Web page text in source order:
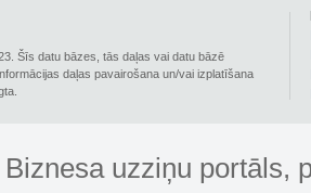
Šīs datu bāzes, tās daļas vai datu bāzē
daļas pavairošana un/vai izplatīšana
Biznesa uzziņu portāls,